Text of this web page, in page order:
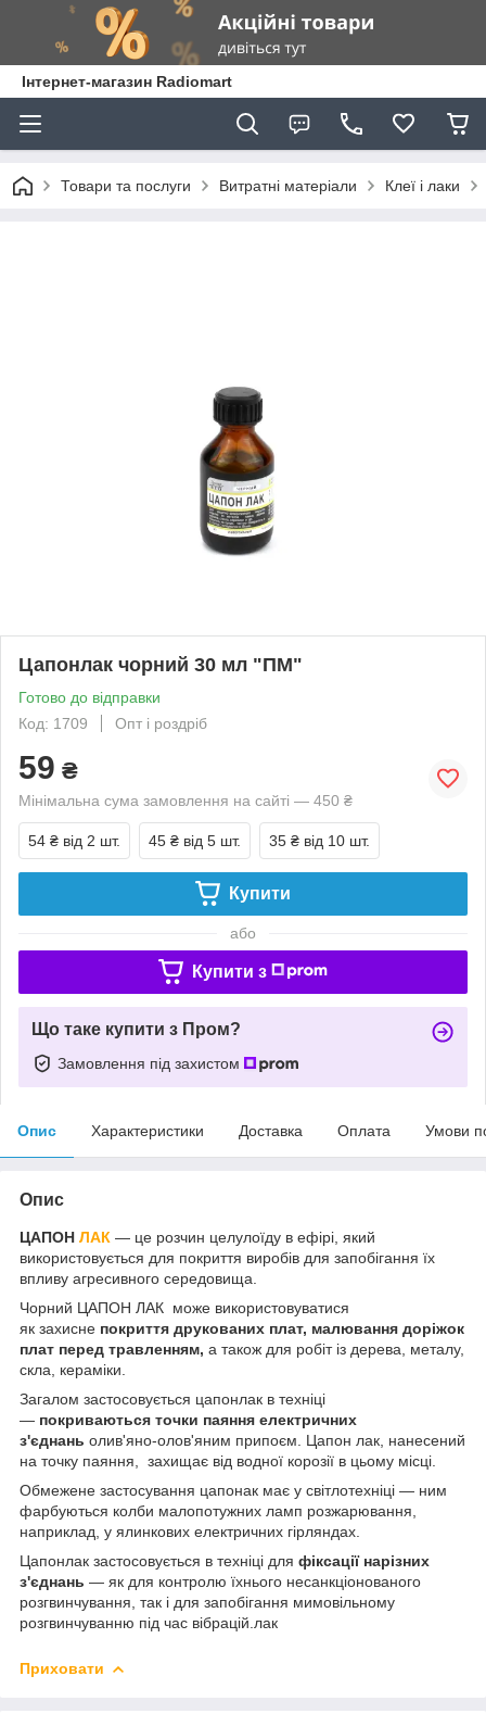
Інтернет-магазин Radiomart
Товари та послуги Витратні матеріали Клеї і лаки
Цапонлак чорний 30 мл "ПМ"
Готово до відправки
Код: 1709
Опт і роздріб
59 ₴
Мінімальна сума замовлення на сайті — 450 ₴
54 ₴ від 2 шт. 45 ₴ від 5 шт. 35 ₴ від 10 шт.
Купити
або
Купити з
Що таке купити з Пром?
Замовлення під захистом
Опис Характеристики Доставка Оплата Умови
Опис
ЦАПОН ЛАК — це розчин целулоїду в ефірі, який
використовується для покриття виробів для запобігання їх
впливу агресивного середовища.
Чорний ЦАПОН ЛАК може використовуватися
як захисне покриття друкованих плат, малювання доріжок
плат перед травленням, а також для робіт із дерева, металу,
скла, кераміки.
Загалом застосовується цапонлак в техніці
— покриваються точки паяння електричних
з'єднань олив'яно-олов'яним припоєм. Цапон лак, нанесений
на точку паяння, захищає від водної корозії в цьому місці.
Обмежене застосування цапонак має у світлотехніці — ним
фарбуються колби малопотужних ламп розжарювання,
наприклад, у ялинкових електричних гірляндах.
Цапонлак застосовується в техніці для фіксації нарізних
з'єднань — як для контролю їхнього несанкціонованого
розгвинчування, так і для запобігання мимовільному
розгвинчуванню під час вібрацій.лак
Приховати